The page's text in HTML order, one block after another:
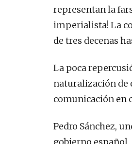
representan la
imperialista! La
de tres decenas
La poca
naturalización de
comunicación en
Pedro Sánchez,